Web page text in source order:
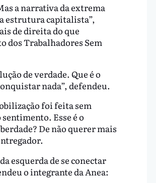
a narrativa da extrema
estrutura capitalista”,
de direita do que
dos Trabalhadores Sem
de verdade. Que é o
nada”, defendeu.
foi feita sem
Esse é o
De não querer mais
esquerda de se conectar
o integrante da Anea: